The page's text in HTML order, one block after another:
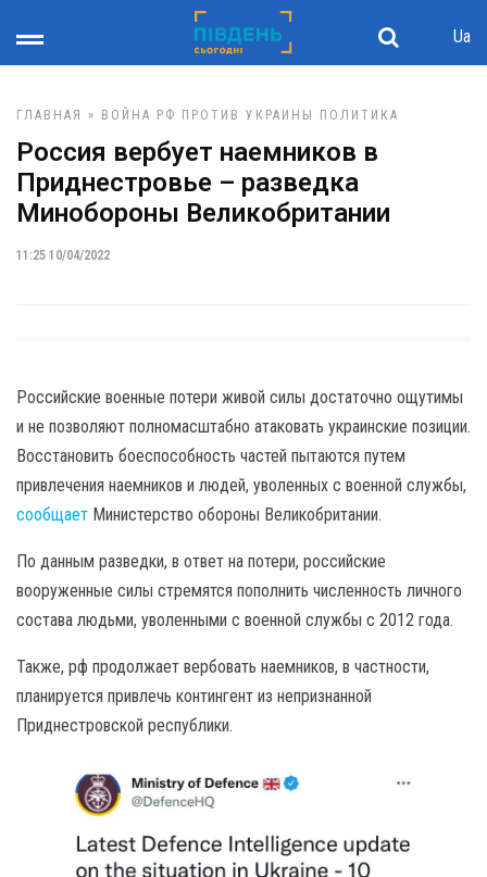
Ua
ГЛАВНАЯ » ВОЙНА РФ ПРОТИВ УКРАИНЫ ПОЛИТИКА
Россия вербует наемников в
Приднестровье – разведка
Минобороны Великобритании
11:25 10/04/2022
Российские военные потери живой силы достаточно ощутимы
и не позволяют полномасштабно атаковать украинские позиции.
Восстановить боеспособность частей пытаются путем
привлечения наемников и людей, уволенных с военной службы,
сообщает Министерство обороны Великобритании.
По данным разведки, в ответ на потери, российские
вооруженные силы стремятся пополнить численность личного
состава людьми, уволенными с военной службы с 2012 года.
Также, рф продолжает вербовать наемников, в частности,
планируется привлечь контингент из непризнанной
Приднестровской республики.